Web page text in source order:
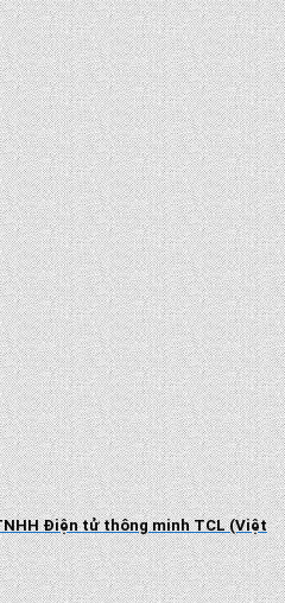
Điện tử thông minh TCL (Việt